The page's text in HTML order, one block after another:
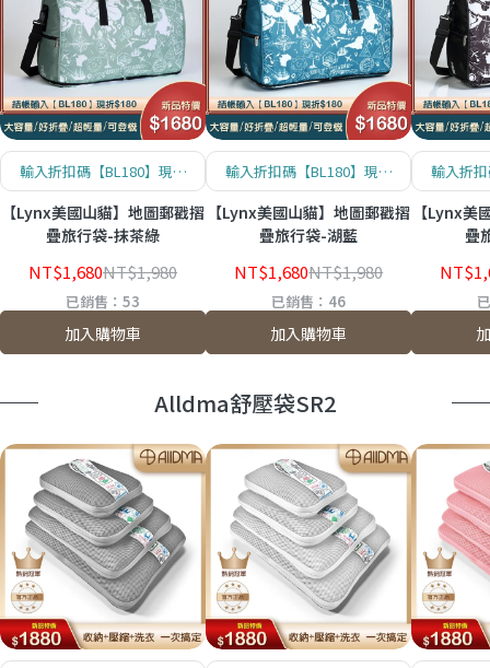
輸入折扣碼【BL180】現折
$180！數量有限哦！
【Lynx美國山貓】地圖郵戳摺
疊旅行袋-抹茶綠
NT$1,680NT$1,980
已銷售：53
加入購物車
輸入折扣碼【BL180】現折
$180！數量有限哦！
【Lynx美國山貓】地圖郵戳摺
疊旅行袋-湖藍
NT$1,680NT$1,980
已銷售：46
加入購物車
輸入折
$180
【Lynx美
疊
Alldma舒壓袋SR2